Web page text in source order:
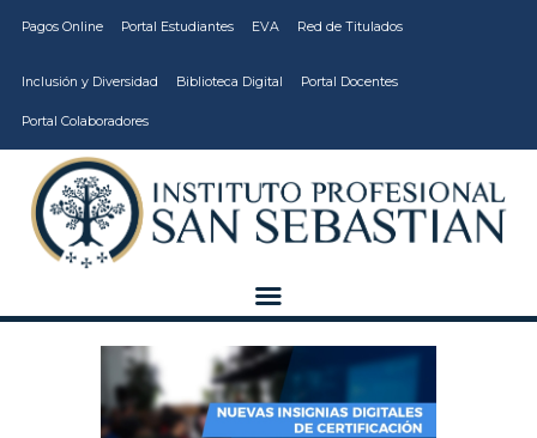
Pagos Online Portal Estudiantes EVA Red de Titulados
Inclusión y Diversidad Biblioteca Digital Portal Docentes
Portal Colaboradores
CARRERAS
VIDA ESTUDIANTIL
INSTITUCIÓN
VCM
EDUCACIÓN
CONTINUA